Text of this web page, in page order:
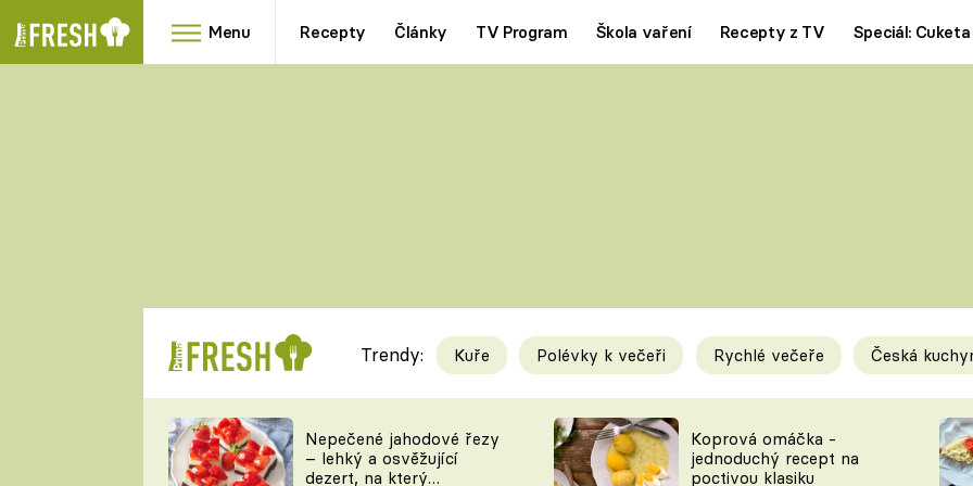
Menu Recepty Články TV Program Škola vaření Recepty z TV Speciál: Cuketa
RYCHLOVKY
Videorecepty
TEĎ VAŘÍ ŠÉF!
Tipy a triky
KAM ZA JÍDLEM
Trendy: Kuře Polévky k večeři Rychlé večeře Česká
Nepečené jahodové řezy
– lehký a osvěžující
dezert, na který
Koprová omáčka -
jednoduchý recept na
poctivou klasiku